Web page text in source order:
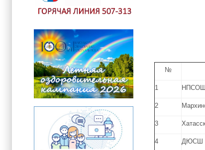
№
1
2
3
4 ДЮСШ